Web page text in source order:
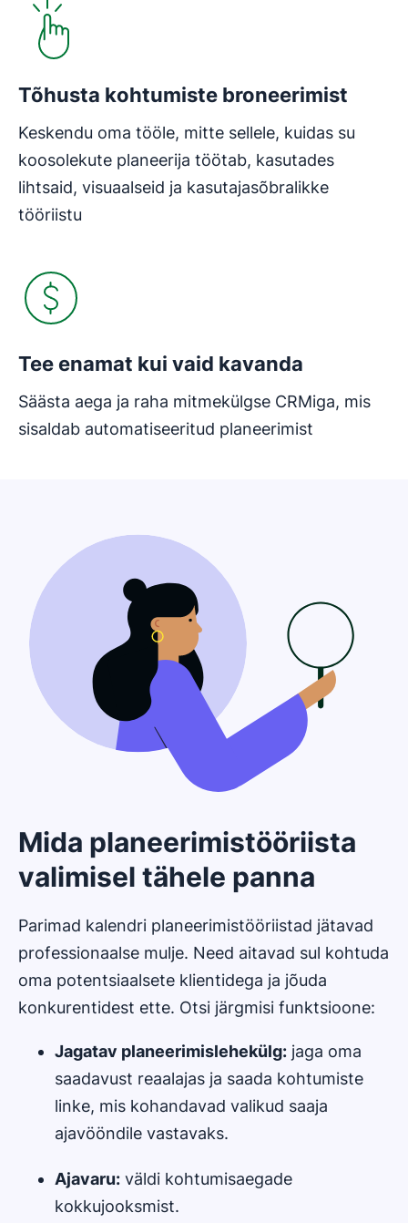
Tõhusta kohtumiste broneerimist
Keskendu oma tööle, mitte sellele, kuidas su
koosolekute planeerija töötab, kasutades
lihtsaid, visuaalseid ja kasutajasõbralikke
tööriistu
Tee enamat kui vaid kavanda
Säästa aega ja raha mitmekülgse CRMiga, mis
sisaldab automatiseeritud planeerimist
Mida planeerimistööriista
valimisel tähele panna
Parimad kalendri planeerimistööriistad jätavad
professionaalse mulje. Need aitavad sul kohtuda
oma potentsiaalsete klientidega ja jõuda
konkurentidest ette. Otsi järgmisi funktsioone:
Jagatav planeerimislehekülg: jaga oma
saadavust reaalajas ja saada kohtumiste
linke, mis kohandavad valikud saaja
ajavööndile vastavaks.
Ajavaru: väldi kohtumisaegade
kokkujooksmist.